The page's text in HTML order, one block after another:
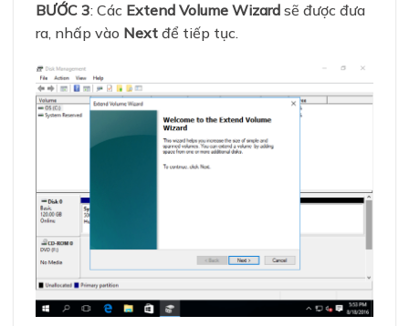
BƯỚC 3: Các Extend Volume Wizard sẽ được đưa
ra, nhấp vào Next để tiếp tục.